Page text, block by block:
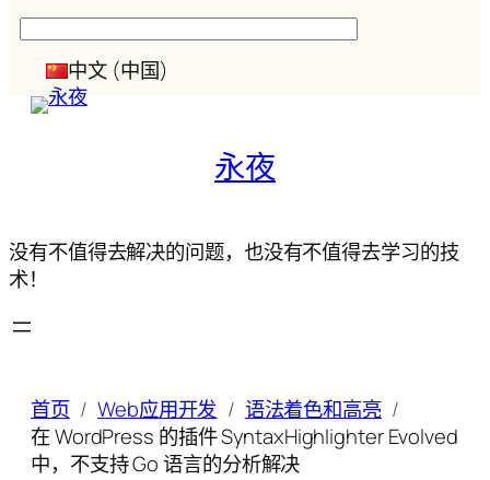
中文 (中国)
永夜
没有不值得去解决的问题，也没有不值得去学习的技
术！
首页 Web应用开发
语法着色和高亮
在 WordPress 的插件 SyntaxHighlighter Evolved
中，不支持 Go 语言的分析解决